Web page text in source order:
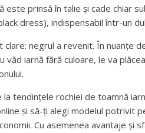
prinsă în talie și cade chiar
dress), indispensabil într-un
negrul a revenit. În nuanțe
văd iarnă fără culoare, le va
tendințele rochiei de toamnă
și să-ți alegi modelul potrivit
Cu asemenea avantaje și